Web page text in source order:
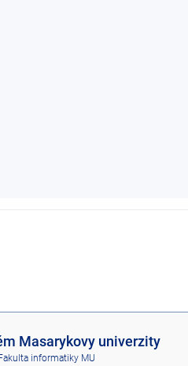
Masarykovy univerzity
informatiky MU